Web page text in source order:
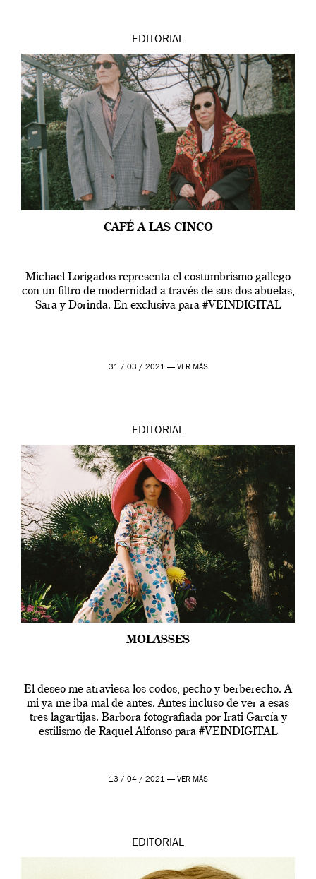
EDITORIAL
CAFÉ A LAS CINCO
Michael Lorigados representa el costumbrismo gallego
con un filtro de modernidad a través de sus dos abuelas,
Sara y Dorinda. En exclusiva para #VEINDIGITAL
31 / 03 / 2021 — VER MÁS
EDITORIAL
MOLASSES
El deseo me atraviesa los codos, pecho y berberecho. A
mi ya me iba mal de antes. Antes incluso de ver a esas
tres lagartijas. Barbora fotografiada por Irati García y
estilismo de Raquel Alfonso para #VEINDIGITAL
13 / 04 / 2021 — VER MÁS
EDITORIAL